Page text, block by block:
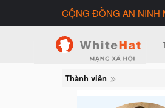
CỘNG ĐỒNG AN NINH
Thành viên